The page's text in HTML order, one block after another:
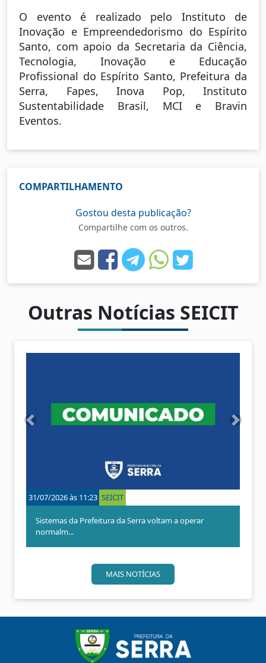
O evento é realizado pelo Instituto de
Inovação e Empreendedorismo do Espírito
Santo, com apoio da Secretaria da Ciência,
Tecnologia, Inovação e Educação
Profissional do Espírito Santo, Prefeitura da
Serra, Fapes, Inova Pop, Instituto
Sustentabilidade Brasil, MCI e Bravin
Eventos.
COMPARTILHAMENTO
Gostou desta publicação?
Compartilhe com os outros.
Outras Notícias SEICIT
31/07/2026 às 11:23 SEICIT
Sistemas da Prefeitura da Serra voltam a operar
normalm...
A
o
r
P
o
MAIS NOTÍCIAS